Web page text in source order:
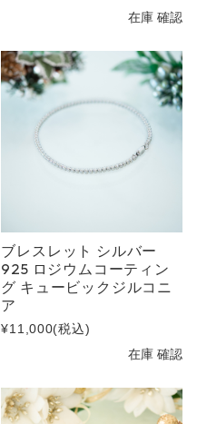
在庫 確認
ブレスレット シルバー
925 ロジウムコーティン
グ キュービックジルコニ
ア
¥11,000(税込)
在庫 確認